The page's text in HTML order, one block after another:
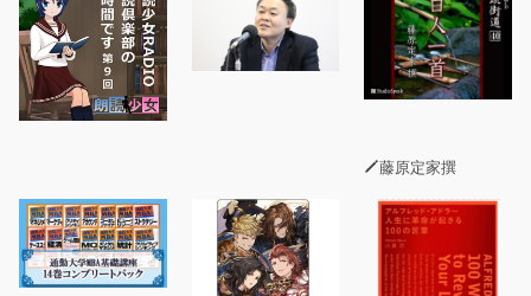
大学生の就活指導30年余の実体験から、
若者が求めてやまないリーダー像を描き出す。
藤原定家撰